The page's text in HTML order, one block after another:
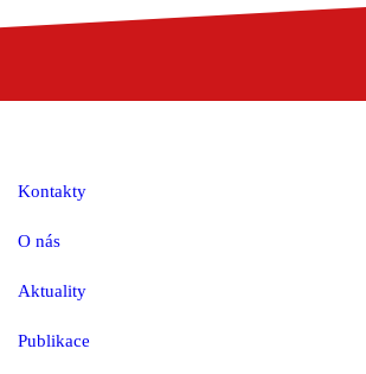
Kontakty
O nás
Aktuality
Publikace